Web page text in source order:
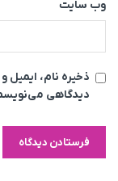
وب‌ سایت
ذخیره نام، ایمیل
دیدگاهی